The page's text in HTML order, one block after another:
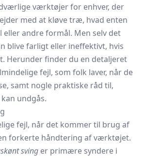
værktøjer for enhver, der
med at kløve træ, hvad enten
andre formål. Men selv det
blive farligt eller ineffektivt, hvis
Herunder finder du en detaljeret
fejl, som folk laver, når de
samt nogle praktiske råd til,
undgås.
fejl, når det kommer til brug af
forkerte håndtering af værktøjet.
sving er primære syndere i